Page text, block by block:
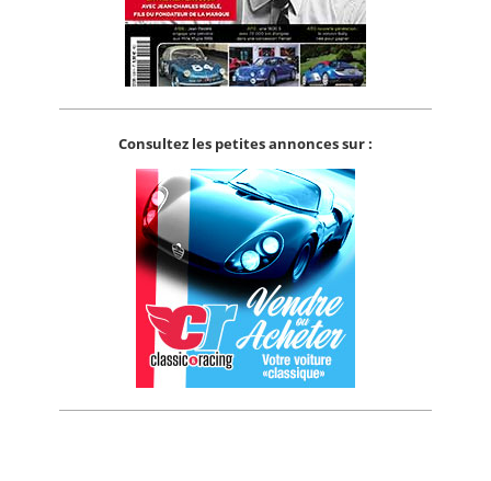
Consultez les petites annonces sur :